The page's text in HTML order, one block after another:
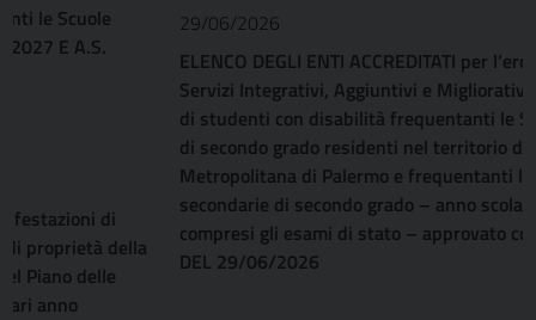
29/06/2026
ELENCO DEGLI ENTI ACCREDITATI per l’erogazione dei
Servizi Integrativi, Aggiuntivi e Migliorativi (SIAM) in favore
di studenti con disabilità frequentanti le Scuole Secondarie
di secondo grado residenti nel territorio della Città
Metropolitana di Palermo e frequentanti le scuole
secondarie di secondo grado – anno scolastico 2026/2027,
compresi gli esami di stato – approvato con DD. N. 3117
DEL 29/06/2026